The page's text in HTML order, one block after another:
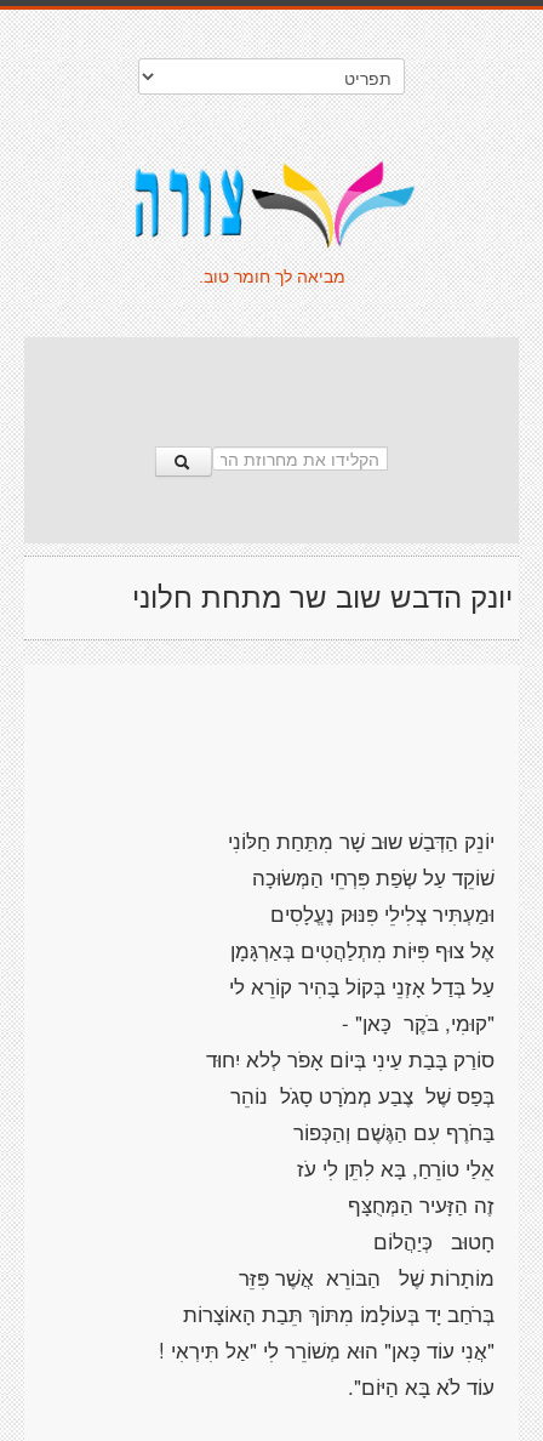
מביאה לך חומר טוב.
יונק הדבש שוב שר מתחת חלוני
יוֹנֵק הַדְּבַשׁ שוּב שָׁר מִתַּחַת חַלּוֹנִי
שׁוֹקֵד עַל שְׂפַת פִּרְחֵי הַמְּשׂוּכָה
וּמַעְתִּיר צְלִילֵי פִּנּוּק נֶעֱלָסִים
אֶל צוּף פִּיּוֹת מִתְלַהֲטִים בְּאַרְגָּמָן
עַל בְּדַל אָזְנֵי בְּקוֹל בָּהִיר קוֹרֵא לי
"קוּמִי, בֹּקֶר כָּאן" -
סוֹרַק בָּבַת עַינִי בְּיוֹם אָפֹר לְלא יִחוּד
בְּפַס שֶׁל צֶבַע מְמֹרָט סָגֹל נוֹהֵר
בַּחֹרֶף עִם הַגֶּשֶׁם וְהַכְּפוֹר
אֵלַי טוֹרֵחַ, בָּא לִתֵּן לִי עֹז
זֶה הַזָּעיר הַמְּחֻצָּף
חָטוּב
כְּיַהֲלוֹם
מוֹתָרוֹת שֶׁל הַבּוֹרֵא אֲשֶׁר פִּזֵּר
בְּרֹחַב יָד בְּעוֹלָמוֹ מִתּוֹךְ תֵּבַת הָאוֹצָרוֹת
"אֲנִי עוֹד כָּאן" הוּא מְשׁוֹרֵר לִי "אַל תִּירְאִי !
עוֹד לֹא בָּא הַיּוֹם".